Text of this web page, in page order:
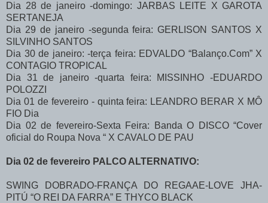
Dia 28 de janeiro -domingo: JARBAS LEITE X GAROTA
SERTANEJA
Dia 29 de janeiro -segunda feira: GERLISON SANTOS X
SILVINHO SANTOS
Dia 30 de janeiro: -terça feira: EDVALDO “Balanço.Com” X
CONTAGIO TROPICAL
Dia 31 de janeiro -quarta feira: MISSINHO -EDUARDO
POLOZZI
Dia 01 de fevereiro - quinta feira: LEANDRO BERAR X MÔ
FIO Dia
Dia 02 de fevereiro-Sexta Feira: Banda O DISCO “Cover
oficial do Roupa Nova “ X CAVALO DE PAU
Dia 02 de fevereiro PALCO ALTERNATIVO:
SWING DOBRADO-FRANÇA DO REGAAE-LOVE JHA-
PITÚ “O REI DA FARRA” E THYCO BLACK